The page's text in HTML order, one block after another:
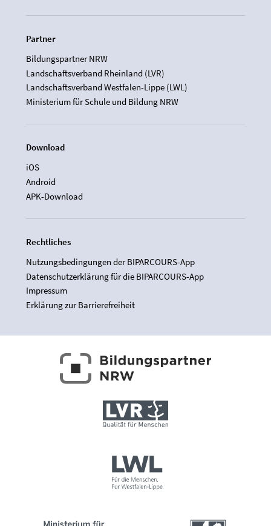
Partner
Bildungspartner NRW
Landschaftsverband Rheinland (LVR)
Landschaftsverband Westfalen-Lippe (LWL)
Ministerium für Schule und Bildung NRW
Download
iOS
Android
APK-Download
Rechtliches
Nutzungsbedingungen der BIPARCOURS-App
Datenschutzerklärung für die BIPARCOURS-App
Impressum
Erklärung zur Barrierefreiheit